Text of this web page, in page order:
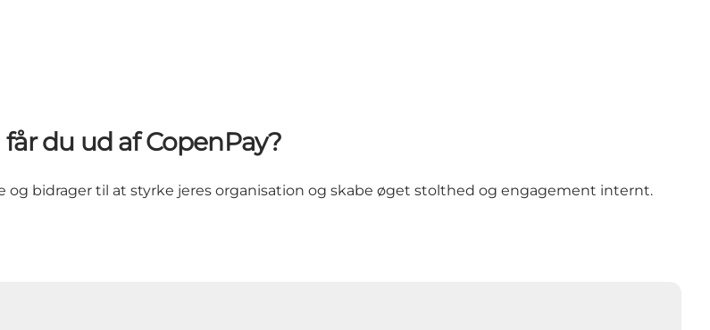
får du ud af CopenPay?
bidrager til at styrke jeres organisation og skabe øget stolthed og engagement internt.